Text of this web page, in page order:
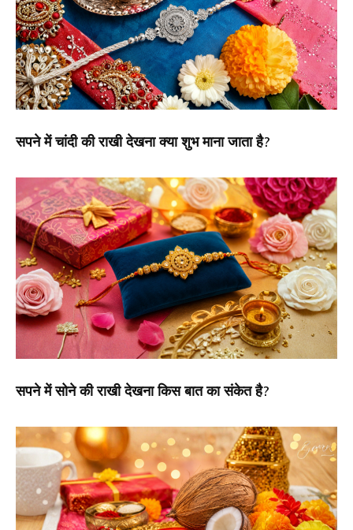
सपने में चांदी की राखी देखना क्या शुभ माना जाता है?
सपने में सोने की राखी देखना किस बात का संकेत है?